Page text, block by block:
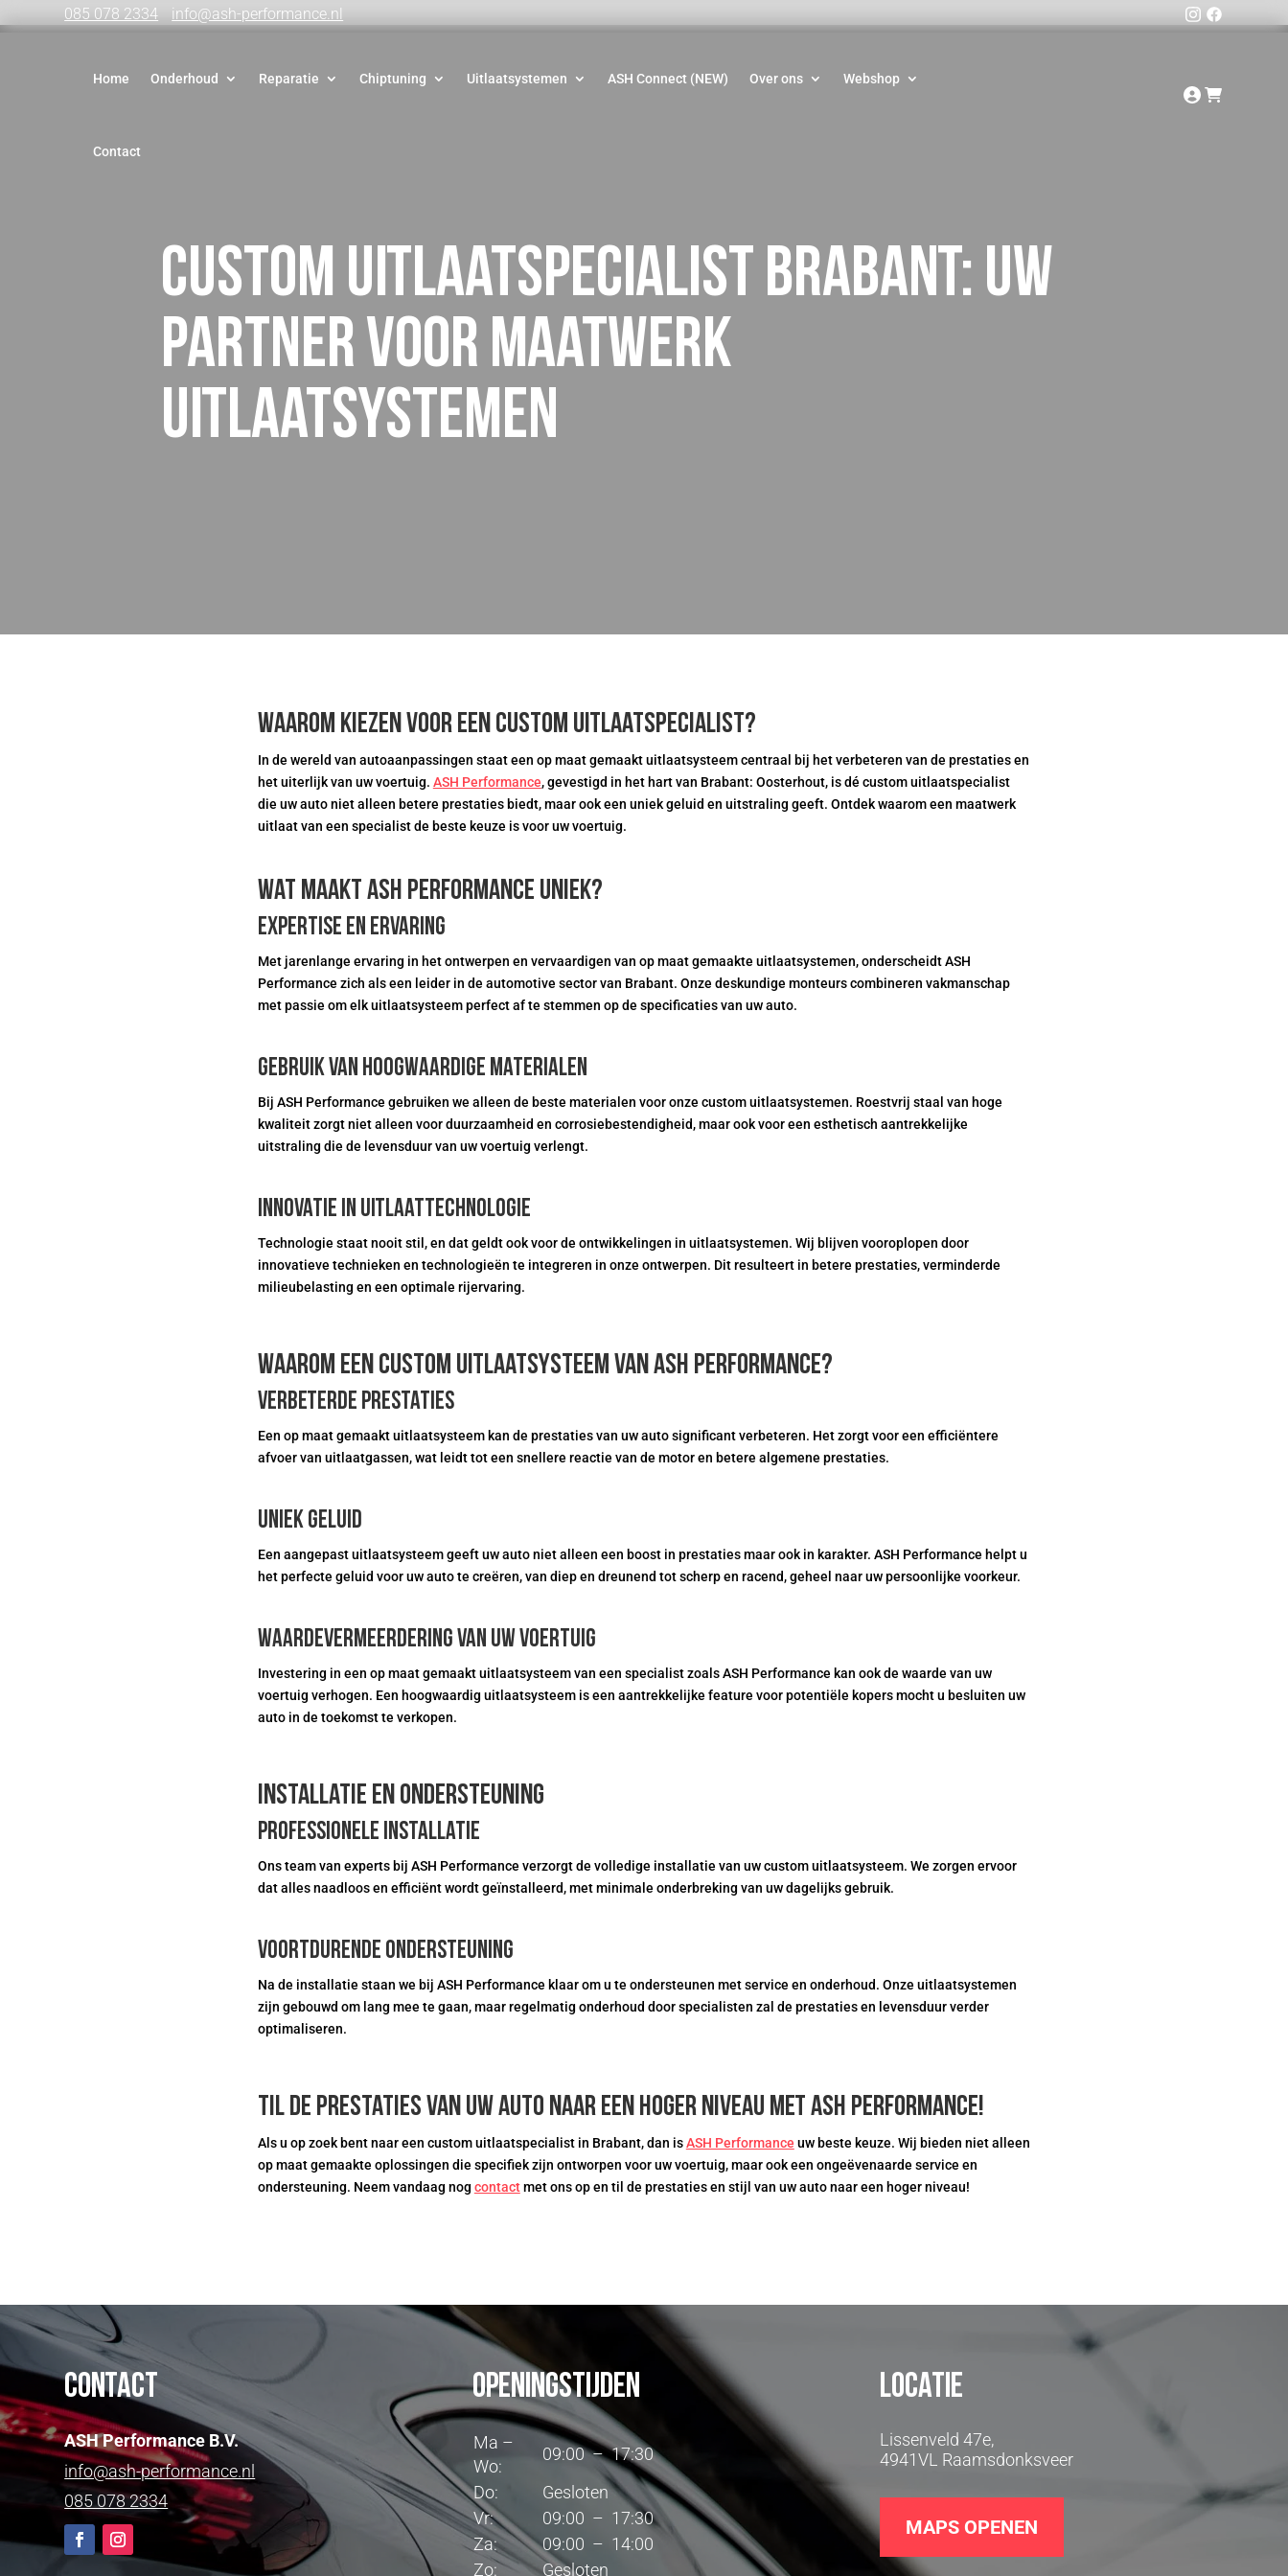
085 078 2334 info@ash-performance.nl
Home Onderhoud Reparatie Chiptuning Uitlaatsystemen ASH Connect (NEW) Over ons Webshop
Contact
Custom uitlaatspecialist brabant: Uw
partner voor maatwerk
uitlaatsystemen
Waarom kiezen voor een custom uitlaatspecialist?
In de wereld van autoaanpassingen staat een op maat gemaakt uitlaatsysteem centraal bij het verbeteren van de prestaties en
het uiterlijk van uw voertuig. ASH Performance, gevestigd in het hart van Brabant: Oosterhout, is dé custom uitlaatspecialist
die uw auto niet alleen betere prestaties biedt, maar ook een uniek geluid en uitstraling geeft. Ontdek waarom een maatwerk
uitlaat van een specialist de beste keuze is voor uw voertuig.
Wat maakt ASH Performance uniek?
Expertise en ervaring
Met jarenlange ervaring in het ontwerpen en vervaardigen van op maat gemaakte uitlaatsystemen, onderscheidt ASH
Performance zich als een leider in de automotive sector van Brabant. Onze deskundige monteurs combineren vakmanschap
met passie om elk uitlaatsysteem perfect af te stemmen op de specificaties van uw auto.
Gebruik van hoogwaardige materialen
Bij ASH Performance gebruiken we alleen de beste materialen voor onze custom uitlaatsystemen. Roestvrij staal van hoge
kwaliteit zorgt niet alleen voor duurzaamheid en corrosiebestendigheid, maar ook voor een esthetisch aantrekkelijke
uitstraling die de levensduur van uw voertuig verlengt.
Innovatie in uitlaattechnologie
Technologie staat nooit stil, en dat geldt ook voor de ontwikkelingen in uitlaatsystemen. Wij blijven vooroplopen door
innovatieve technieken en technologieën te integreren in onze ontwerpen. Dit resulteert in betere prestaties, verminderde
milieubelasting en een optimale rijervaring.
Waarom een custom uitlaatsysteem van ASH Performance?
Verbeterde prestaties
Een op maat gemaakt uitlaatsysteem kan de prestaties van uw auto significant verbeteren. Het zorgt voor een efficiëntere
afvoer van uitlaatgassen, wat leidt tot een snellere reactie van de motor en betere algemene prestaties.
Uniek geluid
Een aangepast uitlaatsysteem geeft uw auto niet alleen een boost in prestaties maar ook in karakter. ASH Performance helpt u
het perfecte geluid voor uw auto te creëren, van diep en dreunend tot scherp en racend, geheel naar uw persoonlijke voorkeur.
Waardevermeerdering van uw voertuig
Investering in een op maat gemaakt uitlaatsysteem van een specialist zoals ASH Performance kan ook de waarde van uw
voertuig verhogen. Een hoogwaardig uitlaatsysteem is een aantrekkelijke feature voor potentiële kopers mocht u besluiten uw
auto in de toekomst te verkopen.
Installatie en ondersteuning
Professionele installatie
Ons team van experts bij ASH Performance verzorgt de volledige installatie van uw custom uitlaatsysteem. We zorgen ervoor
dat alles naadloos en efficiënt wordt geïnstalleerd, met minimale onderbreking van uw dagelijks gebruik.
Voortdurende ondersteuning
Na de installatie staan we bij ASH Performance klaar om u te ondersteunen met service en onderhoud. Onze uitlaatsystemen
zijn gebouwd om lang mee te gaan, maar regelmatig onderhoud door specialisten zal de prestaties en levensduur verder
optimaliseren.
Til de prestaties van uw auto naar een hoger niveau met ASH Performance!
Als u op zoek bent naar een custom uitlaatspecialist in Brabant, dan isASH Performance uw beste keuze. Wij bieden niet alleen
op maat gemaakte oplossingen die specifiek zijn ontworpen voor uw voertuig, maar ook een ongeëvenaarde service en
ondersteuning. Neem vandaag nog contactmet ons op en til de prestaties en stijl van uw auto naar een hoger niveau!
Contact
ASH Performance B.V.
info@ash-performance.nl
085 078 2334
Openingstijden
Ma –
Wo:
09:00 – 17:30
Do:
Gesloten
Vr:
09:00 – 17:30
Za:
09:00 – 14:00
Zo:
Gesloten
Locatie
Lissenveld 47e,
4941VL Raamsdonksveer
MAPS OPENEN